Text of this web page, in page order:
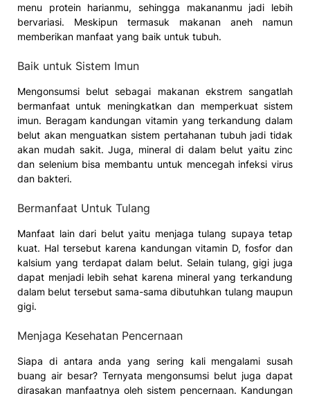
menu protein harianmu, sehingga makananmu jadi lebih
bervariasi. Meskipun termasuk makanan aneh namun
memberikan manfaat yang baik untuk tubuh.
Baik untuk Sistem Imun
Mengonsumsi belut sebagai makanan ekstrem sangatlah
bermanfaat untuk meningkatkan dan memperkuat sistem
imun. Beragam kandungan vitamin yang terkandung dalam
belut akan menguatkan sistem pertahanan tubuh jadi tidak
akan mudah sakit. Juga, mineral di dalam belut yaitu zinc
dan selenium bisa membantu untuk mencegah infeksi virus
dan bakteri.
Bermanfaat Untuk Tulang
Manfaat lain dari belut yaitu menjaga tulang supaya tetap
kuat. Hal tersebut karena kandungan vitamin D, fosfor dan
kalsium yang terdapat dalam belut. Selain tulang, gigi juga
dapat menjadi lebih sehat karena mineral yang terkandung
dalam belut tersebut sama-sama dibutuhkan tulang maupun
gigi.
Menjaga Kesehatan Pencernaan
Siapa di antara anda yang sering kali mengalami susah
buang air besar? Ternyata mengonsumsi belut juga dapat
dirasakan manfaatnya oleh sistem pencernaan. Kandungan